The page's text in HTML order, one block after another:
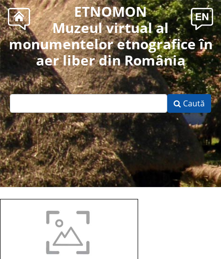
ETNOMON
Muzeul virtual al
monumentelor etnografice în
aer liber din România
Caută